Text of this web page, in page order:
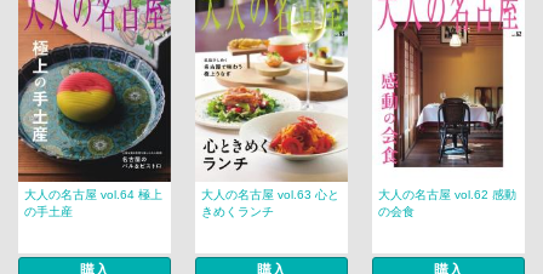
大人の名古屋 vol.64 極上
の手土産
大人の名古屋 vol.63 心と
きめくランチ
大人の名古屋 vol.62 感動
の会食